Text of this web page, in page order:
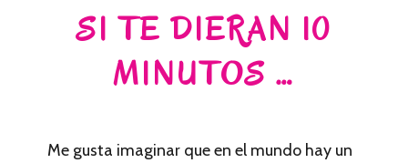
SI TE DIERAN 10
MINUTOS …
Me gusta imaginar que en el mundo hay un